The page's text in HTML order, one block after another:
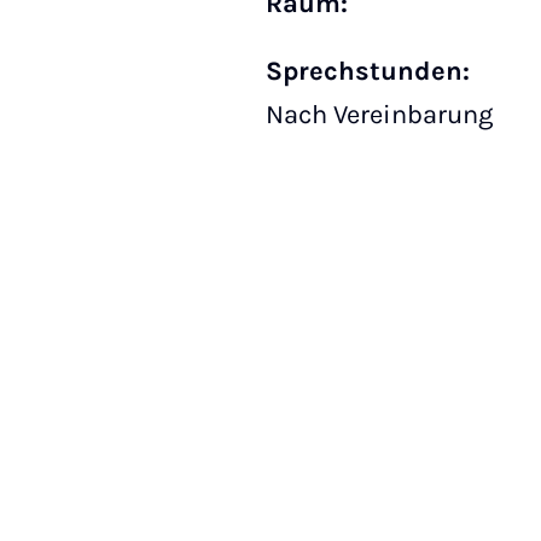
Sprechstunden:
Nach Vereinbarung